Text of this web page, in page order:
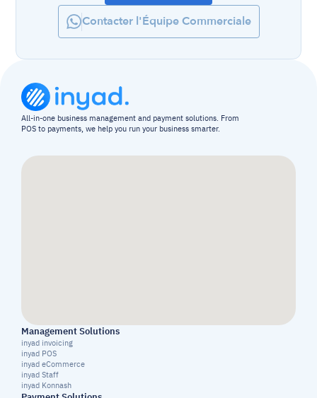
Contacter l'Équipe Commerciale
All-in-one business management and payment solutions. From
POS to payments, we help you run your business smarter.
Management Solutions
inyad invoicing
inyad POS
inyad eCommerce
inyad Staff
inyad Konnash